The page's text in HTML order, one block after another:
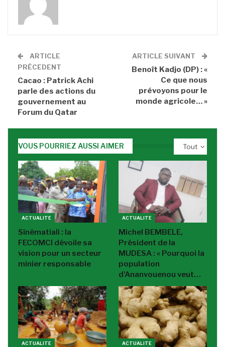
ARTICLE
PRÉCEDENT
Cacao : Patrick Achi
parle des actions du
gouvernement au
Forum du Qatar
ARTICLE SUIVANT
Benoît Kadjo (DP) : «
Ce que nous
prévoyons pour le
monde agricole… »
Tout
VOUS POURRIEZ AUSSI AIMER
ACTUALITE
Sinématiali : la
FECOMCI dévoile sa
vision pour un secteur
minier responsable
ACTUALITE
Michel BEMBELE,
Président de la
MUDESA : « Pourquoi la
population
d’Ananvouenou veut…
ACTUALITE ACTUALITE